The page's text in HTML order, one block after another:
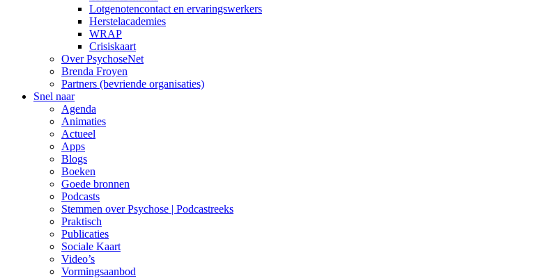
Lotgenotencontact en ervaringswerkers
Herstelacademies
WRAP
Crisiskaart
Over PsychoseNet
Brenda Froyen
Partners (bevriende organisaties)
Snel naar
Agenda
Animaties
Actueel
Apps
Blogs
Boeken
Goede bronnen
Podcasts
Stemmen over Psychose | Podcastreeks
Praktisch
Publicaties
Sociale Kaart
Video’s
Vormingsaanbod